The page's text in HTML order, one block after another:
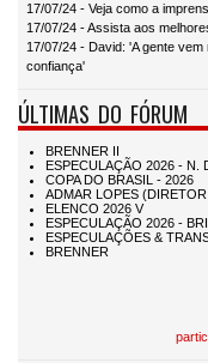
17/07/24 - Veja como a
17/07/24 - Assista aos
17/07/24 - David: 'A gente
confiança'
ÚLTIMAS DO FÓRUM